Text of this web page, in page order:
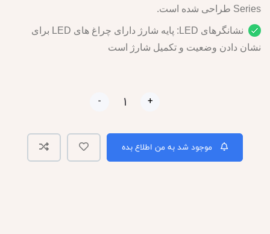
Series طراحی شده است.
نشانگرهای LED: پایه شارژ دارای چراغ های LED برای
نشان دادن وضعیت و تکمیل شارژ است
- +
موجود شد به من اطلاع بده